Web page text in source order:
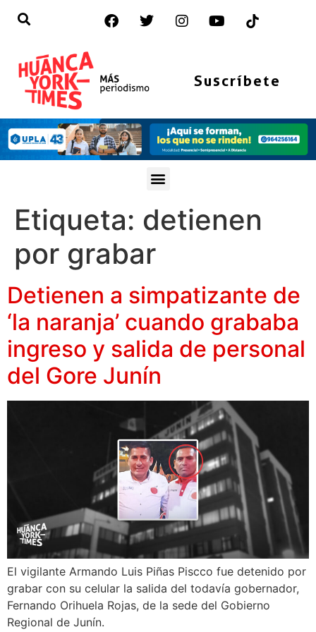
Suscríbete
Etiqueta: detienen
por grabar
Detienen a simpatizante de
‘la naranja’ cuando grababa
ingreso y salida de personal
del Gore Junín
El vigilante Armando Luis Piñas Piscco fue detenido por
grabar con su celular la salida del todavía gobernador,
Fernando Orihuela Rojas, de la sede del Gobierno
Regional de Junín.